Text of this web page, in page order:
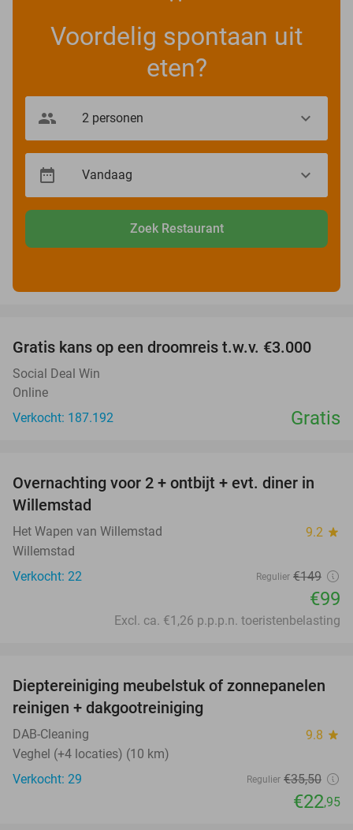
Voordelig spontaan uit
eten?
Zoek Restaurant
Gratis kans op een droomreis t.w.v. €3.000
Social Deal Win
Online
Verkocht: 187.192
Gratis
34%
Overnachting voor 2 + ontbijt + evt. diner in
Willemstad
Het Wapen van Willemstad 9.2 star
Willemstad
Verkocht: 22
Regulier €149
€99
Excl. ca. €1,26 p.p.p.n. toeristenbelasting
35%
Dieptereiniging meubelstuk of zonnepanelen
reinigen + dakgootreiniging
DAB-Cleaning 9.8 star
Veghel (+4 locaties) (10 km)
Verkocht: 29
Regulier €35,50
€22,95